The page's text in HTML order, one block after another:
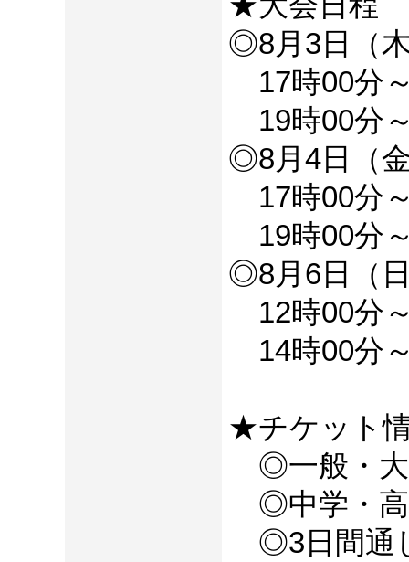
◎8月3日（
17時00分
19時00分
◎8月4日（
17時00分
19時00分
◎8月6日（
12時00分
14時00分
★チケット
◎一般・大
◎中学・
◎3日間通